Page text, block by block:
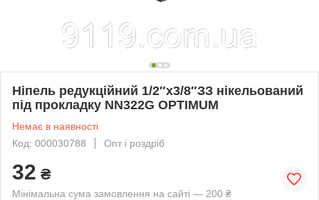
Ніпель редукційний 1/2″х3/8″ЗЗ нікельований
під прокладку NN322G OPTIMUM
Немає в наявності
Код: 000030788
Опт і роздріб
32 ₴
Мінімальна сума замовлення на сайті — 200 ₴